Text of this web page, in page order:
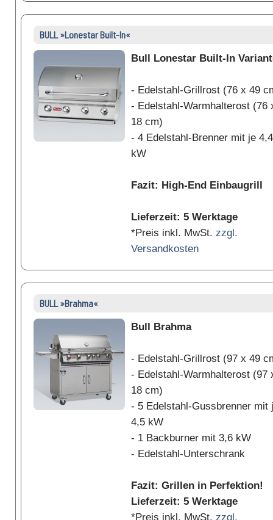
BULL »Lonestar Built-In«
Bull Lonestar Built-In
- Edelstahl-Grillrost (76 x 49
- Edelstahl-Warmhalterost (76
18 cm)
- 4 Edelstahl-Brenner mit je 4,4
kW
Fazit: High-End Einbaugrill
Lieferzeit: 5 Werktage
*Preis inkl. MwSt. zzgl.
Versandkosten
BULL »Brahma«
Bull Brahma
- Edelstahl-Grillrost (97 x 49
- Edelstahl-Warmhalterost (97
18 cm)
- 5 Edelstahl-Gussbrenner mit
4,5 kW
- 1 Backburner mit 3,6 kW
- Edelstahl-Unterschrank
Fazit: Grillen in Perfektion!
Lieferzeit: 5 Werktage
*Preis inkl. MwSt. zzgl.